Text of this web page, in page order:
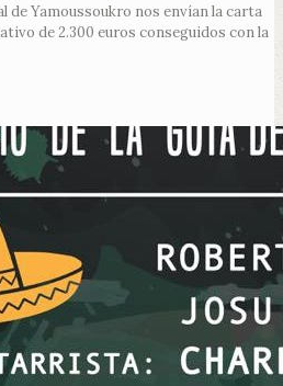
de Yamoussoukro nos envían la carta
de 2.300 euros conseguidos con la